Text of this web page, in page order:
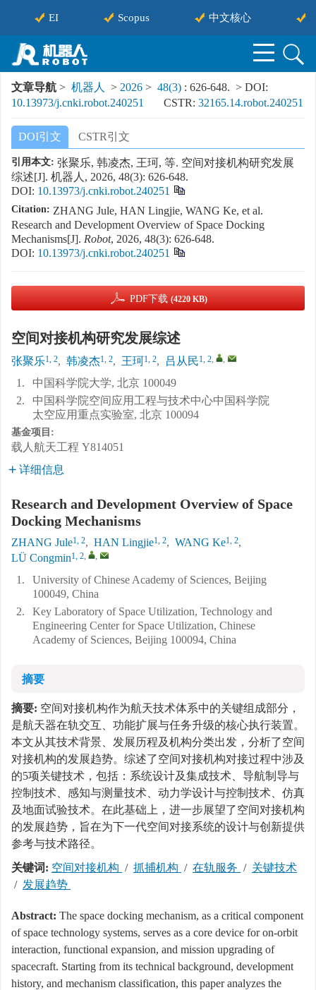
EI Scopus 中文核心
文章导航 > 机器人 > 2026 > 48(3) : 626-648. > DOI:
10.13973/j.cnki.robot.240251
CSTR: 32165.14.robot.240251
DOI引文 CSTR引文
引用本文: 张聚乐, 韩凌杰, 王珂, 等. 空间对接机构研究发展
综述[J]. 机器人, 2026, 48(3): 626-648.
DOI: 10.13973/j.cnki.robot.240251
Citation: ZHANG Jule, HAN Lingjie, WANG Ke, et al.
Research and Development Overview of Space Docking
Mechanisms[J]. Robot, 2026, 48(3): 626-648.
DOI: 10.13973/j.cnki.robot.240251
PDF下载 (4220 KB)
空间对接机构研究发展综述
张聚乐1, 2, 韩凌杰1, 2, 王珂1, 2, 吕从民1, 2, ,
1.
中国科学院大学, 北京 100049
2.
中国科学院空间应用工程与技术中心中国科学院
太空应用重点实验室, 北京 100094
基金项目:
载人航天工程 Y814051
详细信息
Research and Development Overview of Space
Docking Mechanisms
ZHANG Jule1, 2, HAN Lingjie1, 2, WANG Ke1, 2,
LÜ Congmin1, 2, ,
1.
University of Chinese Academy of Sciences, Beijing
100049, China
2.
Key Laboratory of Space Utilization, Technology and
Engineering Center for Space Utilization, Chinese
Academy of Sciences, Beijing 100094, China
摘要
摘要: 空间对接机构作为航天技术体系中的关键组成部分，
是航天器在轨交互、功能扩展与任务升级的核心执行装置。
本文从其技术背景、发展历程及机构分类出发，分析了空间
对接机构的发展趋势。综述了空间对接机构对接过程中涉及
的5项关键技术，包括：系统设计及集成技术、导航制导与
控制技术、感知与测量技术、动力学设计与控制技术、仿真
及地面试验技术。在此基础上，进一步展望了空间对接机构
的发展趋势，旨在为下一代空间对接系统的设计与创新提供
参考与技术路径。
关键词: 空间对接机构 / 抓捕机构 / 在轨服务 / 关键技术
/ 发展趋势
Abstract: The space docking mechanism, as a critical component
of space technology systems, serves as a core device for on-orbit
interaction, functional expansion, and mission upgrading of
spacecraft. Starting from its technical background, development
history, and mechanism classification, this paper analyzes the